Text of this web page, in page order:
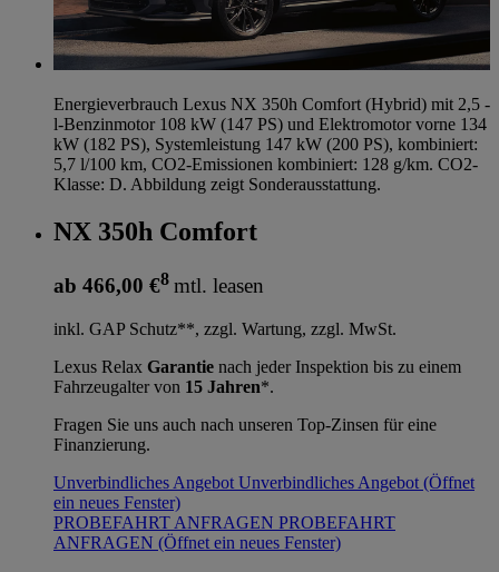
Energieverbrauch Lexus NX 350h Comfort (Hybrid) mit 2,5 -
l-Benzinmotor 108 kW (147 PS) und Elektromotor vorne 134
kW (182 PS), Systemleistung 147 kW (200 PS), kombiniert:
5,7 l/100 km, CO2-Emissionen kombiniert: 128 g/km. CO2-
Klasse: D. Abbildung zeigt Sonderausstattung.
NX 350h Comfort
ab 466,00 €8 mtl. leasen
inkl. GAP Schutz**, zzgl. Wartung, zzgl. MwSt.
Lexus Relax Garantie nach jeder Inspektion bis zu einem
Fahrzeugalter von 15 Jahren*.
Fragen Sie uns auch nach unseren Top-Zinsen für eine
Finanzierung.
Unverbindliches Angebot Unverbindliches Angebot (Öffnet
ein neues Fenster)
PROBEFAHRT ANFRAGEN PROBEFAHRT
ANFRAGEN (Öffnet ein neues Fenster)